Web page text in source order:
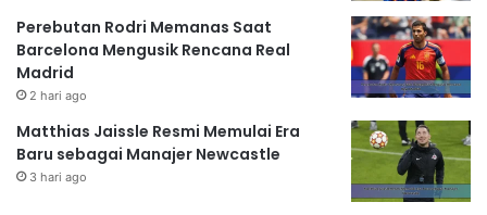
Perebutan Rodri Memanas Saat
Barcelona Mengusik Rencana Real
Madrid
2 hari ago
Matthias Jaissle Resmi Memulai Era
Baru sebagai Manajer Newcastle
3 hari ago